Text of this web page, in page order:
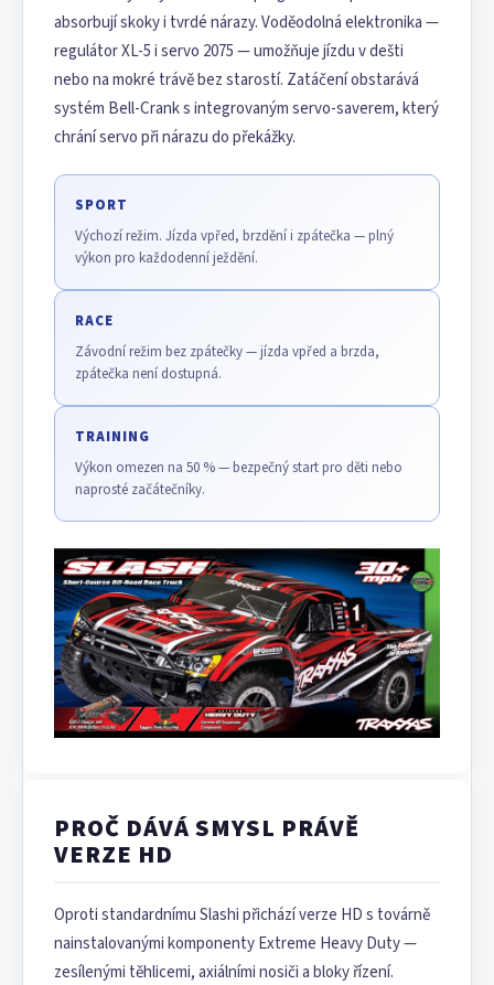
absorbují skoky i tvrdé nárazy. Voděodolná elektronika —
regulátor XL-5 i servo 2075 — umožňuje jízdu v dešti
nebo na mokré trávě bez starostí. Zatáčení obstarává
systém Bell-Crank s integrovaným servo-saverem, který
chrání servo při nárazu do překážky.
SPORT
Výchozí režim. Jízda vpřed, brzdění i zpátečka — plný
výkon pro každodenní ježdění.
RACE
Závodní režim bez zpátečky — jízda vpřed a brzda,
zpátečka není dostupná.
TRAINING
Výkon omezen na 50 % — bezpečný start pro děti nebo
naprosté začátečníky.
PROČ DÁVÁ SMYSL PRÁVĚ
VERZE HD
Oproti standardnímu Slashi přichází verze HD s továrně
nainstalovanými komponenty Extreme Heavy Duty —
zesílenými těhlicemi, axiálními nosiči a bloky řízení.